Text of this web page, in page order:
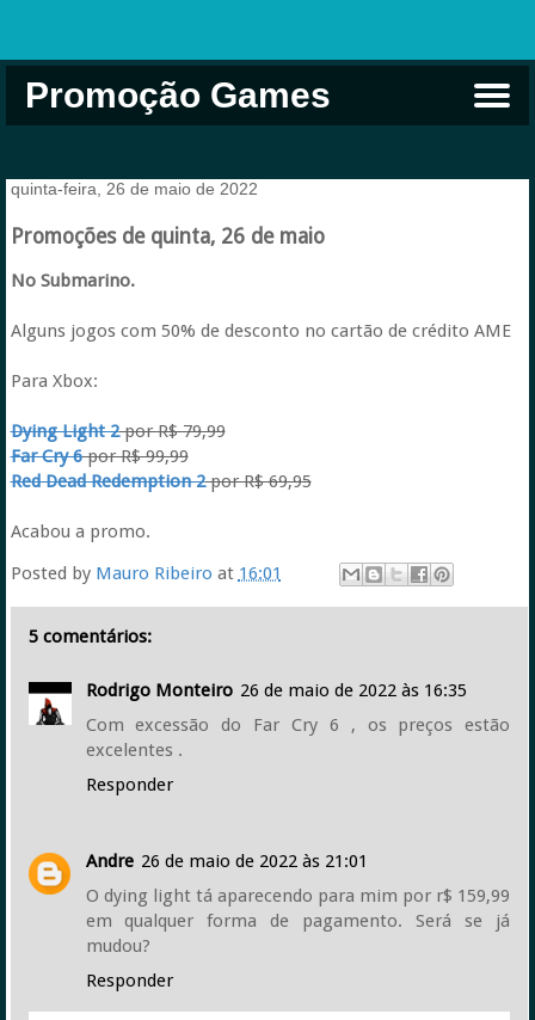
Promoção Games
quinta-feira, 26 de maio de 2022
Promoções de quinta, 26 de maio
No Submarino.
Alguns jogos com 50% de desconto no cartão de crédito AME
Para Xbox:
Dying Light 2por R$ 79,99
Far Cry 6por R$ 99,99
Red Dead Redemption 2por R$ 69,95
Acabou a promo.
Posted by Mauro Ribeiro at 16:01
5 comentários:
Rodrigo Monteiro 26 de maio de 2022 às 16:35
Com excessão do Far Cry 6 , os preços estão
excelentes .
Responder
Andre 26 de maio de 2022 às 21:01
O dying light tá aparecendo para mim por r$ 159,99
em qualquer forma de pagamento. Será se já
mudou?
Responder